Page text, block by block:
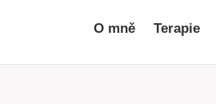
O mně Terapie